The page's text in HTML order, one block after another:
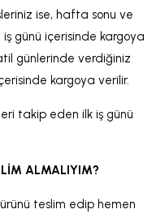
ise, hafta sonu ve
günü içerisinde kargoya
günlerinde verdiğiniz
kargoya verilir.
takip eden ilk iş günü
ALMALIYIM?
ürünü teslim edip hemen